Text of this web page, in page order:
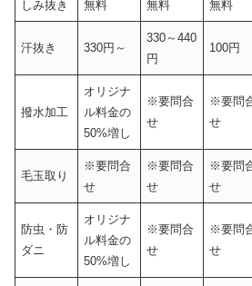
しみ抜き 無料 無料 無料
汗抜き 330円～
330～440
円
100円
撥水加工
オリジナ
ル料金の
50%増し
※要問合
せ
※要問
せ
毛玉取り
※要問合
せ
※要問合
せ
※要問
せ
防虫・防
ダニ
オリジナ
ル料金の
50%増し
※要問合
せ
※要問
せ